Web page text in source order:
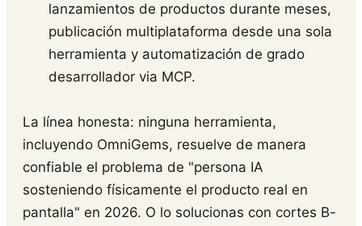
lanzamientos de productos durante meses,
publicación multiplataforma desde una sola
herramienta y automatización de grado
desarrollador via MCP.
La línea honesta: ninguna herramienta,
incluyendo OmniGems, resuelve de manera
confiable el problema de "persona IA
sosteniendo físicamente el producto real en
pantalla" en 2026. O lo solucionas con cortes B-